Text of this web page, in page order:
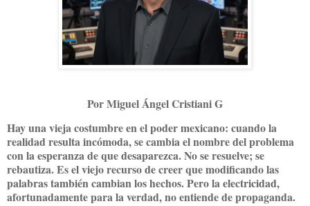
Por Miguel Ángel Cristiani G
Hay una vieja costumbre en el poder mexicano: cuando la
realidad resulta incómoda, se cambia el nombre del problema
con la esperanza de que desaparezca. No se resuelve; se
rebautiza. Es el viejo recurso de creer que modificando las
palabras también cambian los hechos. Pero la electricidad,
afortunadamente para la verdad, no entiende de propaganda.